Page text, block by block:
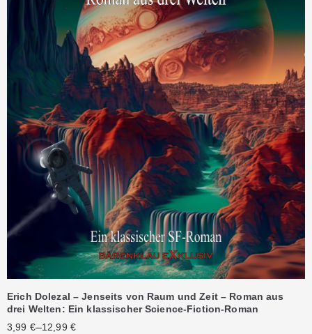
Erich Dolezal – Jenseits von Raum und Zeit – Roman aus
drei Welten: Ein klassischer Science-Fiction-Roman
3,99 €–12,99 €